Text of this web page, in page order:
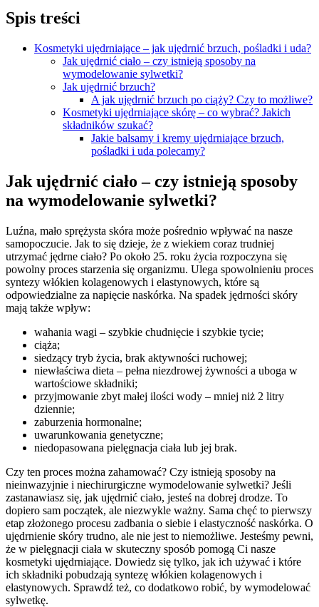
Spis treści
Kosmetyki ujędrniające – jak ujędrnić brzuch, pośladki i uda?
Jak ujędrnić ciało – czy istnieją sposoby na
wymodelowanie sylwetki?
Jak ujędrnić brzuch?
A jak ujędrnić brzuch po ciąży? Czy to możliwe?
Kosmetyki ujędrniające skórę – co wybrać? Jakich
składników szukać?
Jakie balsamy i kremy ujędrniające brzuch,
pośladki i uda polecamy?
Jak ujędrnić ciało – czy istnieją sposoby
na wymodelowanie sylwetki?
Luźna, mało sprężysta skóra może pośrednio wpływać na nasze
samopoczucie. Jak to się dzieje, że z wiekiem coraz trudniej
utrzymać jędrne ciało? Po około 25. roku życia rozpoczyna się
powolny proces starzenia się organizmu. Ulega spowolnieniu proces
syntezy włókien kolagenowych i elastynowych, które są
odpowiedzialne za napięcie naskórka. Na spadek jędrności skóry
mają także wpływ:
wahania wagi – szybkie chudnięcie i szybkie tycie;
ciąża;
siedzący tryb życia, brak aktywności ruchowej;
niewłaściwa dieta – pełna niezdrowej żywności a uboga w
wartościowe składniki;
przyjmowanie zbyt małej ilości wody – mniej niż 2 litry
dziennie;
zaburzenia hormonalne;
uwarunkowania genetyczne;
niedopasowana pielęgnacja ciała lub jej brak.
Czy ten proces można zahamować? Czy istnieją sposoby na
nieinwazyjnie i niechirurgiczne wymodelowanie sylwetki? Jeśli
zastanawiasz się, jak ujędrnić ciało, jesteś na dobrej drodze. To
dopiero sam początek, ale niezwykle ważny. Sama chęć to pierwszy
etap złożonego procesu zadbania o siebie i elastyczność naskórka. O
ujędrnienie skóry trudno, ale nie jest to niemożliwe. Jesteśmy pewni,
że w pielęgnacji ciała w skuteczny sposób pomogą Ci nasze
kosmetyki ujędrniające. Dowiedz się tylko, jak ich używać i które
ich składniki pobudzają syntezę włókien kolagenowych i
elastynowych. Sprawdź też, co dodatkowo robić, by wymodelować
sylwetkę.